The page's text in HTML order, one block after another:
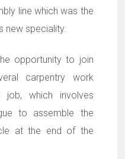
line which was the
new speciality.
opportunity to join
carpentry work
which involves
to assemble the
at the end of the